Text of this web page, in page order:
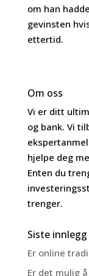
om han
gevinsten
ettertid.
Om oss
Vi er ditt
og bank. Vi
hjelpe deg
Enten du
trenger.
Siste innlegg
Er online
Er det mulig